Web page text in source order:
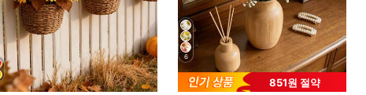
6
851원 절약